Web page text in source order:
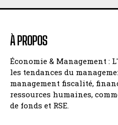
À PROPOS
Économie & Management :
les tendances du
management fiscalité,
ressources humaines,
de fonds et RSE.